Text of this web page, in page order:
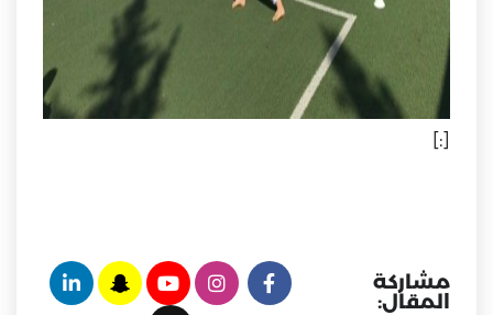
[:]
مشاركة
المقال: